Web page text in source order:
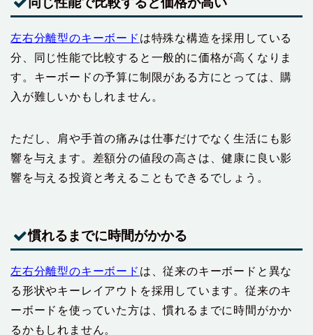
左右分離型のキーボード は特殊な構造を採用している
分、同じ性能で比較すると一般的に価格が高くなりま
す。キーボードの予算に制限がある方にとっては、購
入が難しいかもしれません。
ただし、肩や手首の痛みは仕事だけでなく生活にも影
響を与えます。差額分の値段の高さは、健康に良い影
響を与える投資と考えることもできるでしょう。
慣れるまでに時間がかかる
左右分離型のキーボード は、従来のキーボードと異な
る形状やキーレイアウトを採用しています。従来のキ
ーボードを使っていた方は、慣れるまでに時間がかか
るかもしれません。